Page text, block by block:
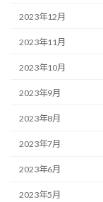
2023年12月
2023年11月
2023年10月
2023年9月
2023年8月
2023年7月
2023年6月
2023年5月